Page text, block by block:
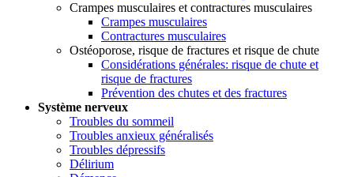
Crampes musculaires et contractures musculaires
Crampes musculaires
Contractures musculaires
Ostéoporose, risque de fractures et risque de chute
Considérations générales: risque de chute et
risque de fractures
Prévention des chutes et des fractures
Système nerveux
Troubles du sommeil
Troubles anxieux généralisés
Troubles dépressifs
Délirium